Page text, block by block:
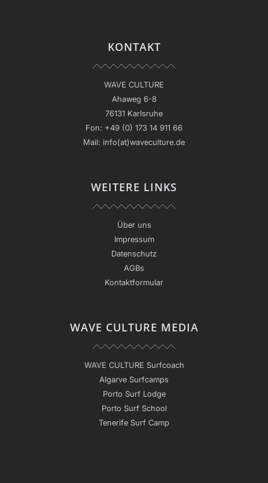
KONTAKT
WAVE CULTURE
Ahaweg 6-8
76131 Karlsruhe
Fon: +49 (0) 173 14 911 66
Mail: info(at)waveculture.de
WEITERE LINKS
Über uns
Impressum
Datenschutz
AGBs
Kontaktformular
WAVE CULTURE MEDIA
WAVE CULTURE Surfcoach
Algarve Surfcamps
Porto Surf Lodge
Porto Surf School
Tenerife Surf Camp